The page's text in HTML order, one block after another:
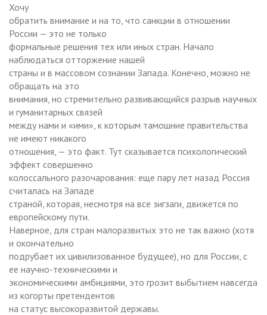
Хочу
обратить внимание и на то, что санкции в отношении
России — это не только
формальные решения тех или иных стран. Начало
наблюдаться отторжение нашей
страны и в массовом сознании Запада. Конечно, можно не
обращать на это
внимания, но стремительно развивающийся разрыв научных
и гуманитарных связей
между нами и «ими», к которым тамошние правительства
не имеют никакого
отношения, — это факт. Тут сказывается психологический
эффект совершенно
колоссального разочарования: еще пару лет назад Россия
считалась на Западе
страной, которая, несмотря на все зигзаги, движется по
европейскому пути.
Наверное, для стран малоразвитых это не так важно (хотя
и окончательно
подрубает их цивилизованное будущее), но для России, с
ее научно-техническими и
экономическими амбициями, это грозит выбытием навсегда
из когорты претендентов
на статус высокоразвитой державы.